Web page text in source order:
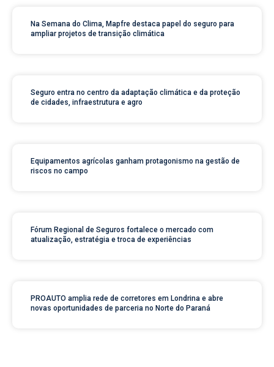
Na Semana do Clima, Mapfre destaca papel do seguro para
ampliar projetos de transição climática
Seguro entra no centro da adaptação climática e da proteção
de cidades, infraestrutura e agro
Equipamentos agrícolas ganham protagonismo na gestão de
riscos no campo
Fórum Regional de Seguros fortalece o mercado com
atualização, estratégia e troca de experiências
PROAUTO amplia rede de corretores em Londrina e abre
novas oportunidades de parceria no Norte do Paraná